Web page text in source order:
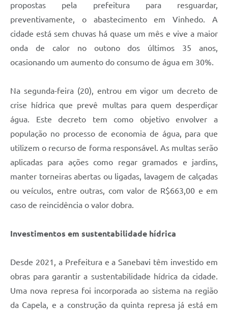
propostas pela prefeitura para resguardar,
preventivamente, o abastecimento em Vinhedo. A
cidade está sem chuvas há quase um mês e vive a maior
onda de calor no outono dos últimos 35 anos,
ocasionando um aumento do consumo de água em 30%.
Na segunda-feira (20), entrou em vigor um decreto de
crise hídrica que prevê multas para quem desperdiçar
água. Este decreto tem como objetivo envolver a
população no processo de economia de água, para que
utilizem o recurso de forma responsável. As multas serão
aplicadas para ações como regar gramados e jardins,
manter torneiras abertas ou ligadas, lavagem de calçadas
ou veículos, entre outras, com valor de R$663,00 e em
caso de reincidência o valor dobra.
Investimentos em sustentabilidade hídrica
Desde 2021, a Prefeitura e a Sanebavi têm investido em
obras para garantir a sustentabilidade hídrica da cidade.
Uma nova represa foi incorporada ao sistema na região
da Capela, e a construção da quinta represa já está em